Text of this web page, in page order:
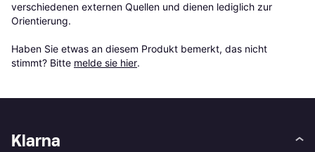
verschiedenen externen Quellen und dienen lediglich zur
Orientierung.
Haben Sie etwas an diesem Produkt bemerkt, das nicht
stimmt? Bitte melde sie hier.
Klarna